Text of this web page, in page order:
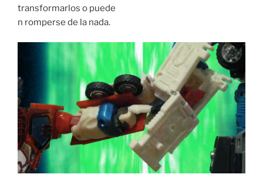
transformarlos o puede
n romperse de la nada.